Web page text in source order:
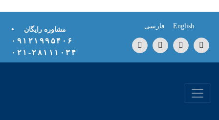
English فارسی مشاوره رایگان
•
۰۹۱۲۱۹۹۵۴۰۶
۲۸۱۱۱۰۳۴-۰۲۱